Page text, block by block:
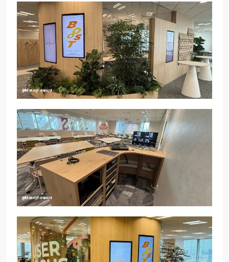
@MoneyForward
@MoneyForward